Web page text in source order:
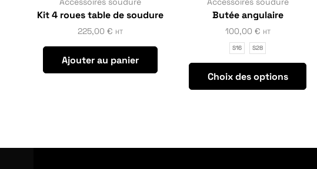
Kit 4 roues table de soudure
225,00 € HT
Ajouter au panier
Butée angulaire
100,00 € HT
S16 S28
Choix des options